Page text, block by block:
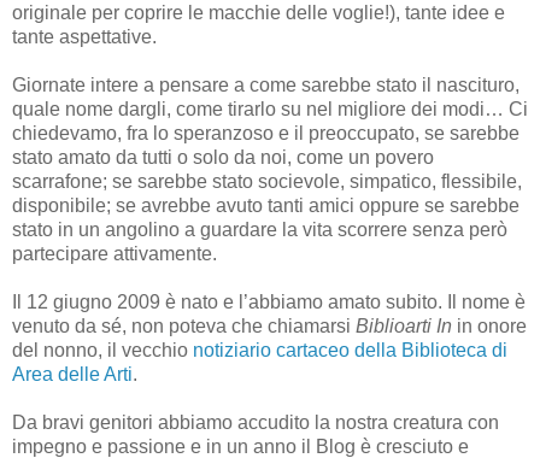
originale per coprire le macchie delle voglie!), tante idee e
tante aspettative.
Giornate intere a pensare a come sarebbe stato il nascituro,
quale nome dargli, come tirarlo su nel migliore dei modi… Ci
chiedevamo, fra lo speranzoso e il preoccupato, se sarebbe
stato amato da tutti o solo da noi, come un povero
scarrafone; se sarebbe stato socievole, simpatico, flessibile,
disponibile; se avrebbe avuto tanti amici oppure se sarebbe
stato in un angolino a guardare la vita scorrere senza però
partecipare attivamente.
Il 12 giugno 2009 è nato e l’abbiamo amato subito. Il nome è
venuto da sé, non poteva che chiamarsi Biblioarti In in onore
del nonno, il vecchio notiziario cartaceo della Biblioteca di
Area delle Arti.
Da bravi genitori abbiamo accudito la nostra creatura con
impegno e passione e in un anno il Blog è cresciuto e